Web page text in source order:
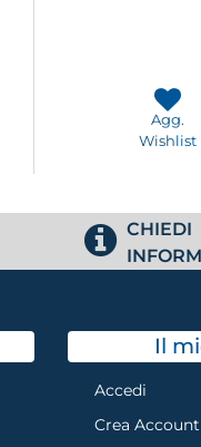
Agg.
Wishlist
CHIEDI
Il
Accedi
Crea Account